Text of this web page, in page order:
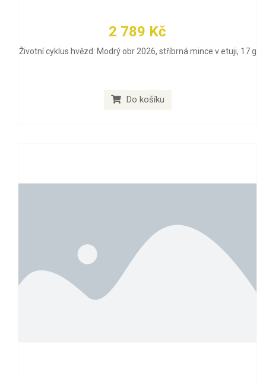
2 789 Kč
Životní cyklus hvězd: Modrý obr 2026, stříbrná mince v etuji, 17 g
Do košíku